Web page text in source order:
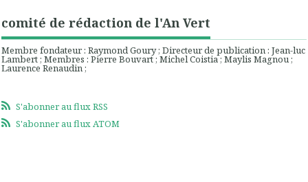
comité de rédaction de l'An Vert
Membre fondateur : Raymond Goury ; Directeur de publication : Jean-luc
Lambert ; Membres : Pierre Bouvart ; Michel Coistia ; Maylis Magnou ;
Laurence Renaudin ;
S'abonner au flux RSS
S'abonner au flux ATOM